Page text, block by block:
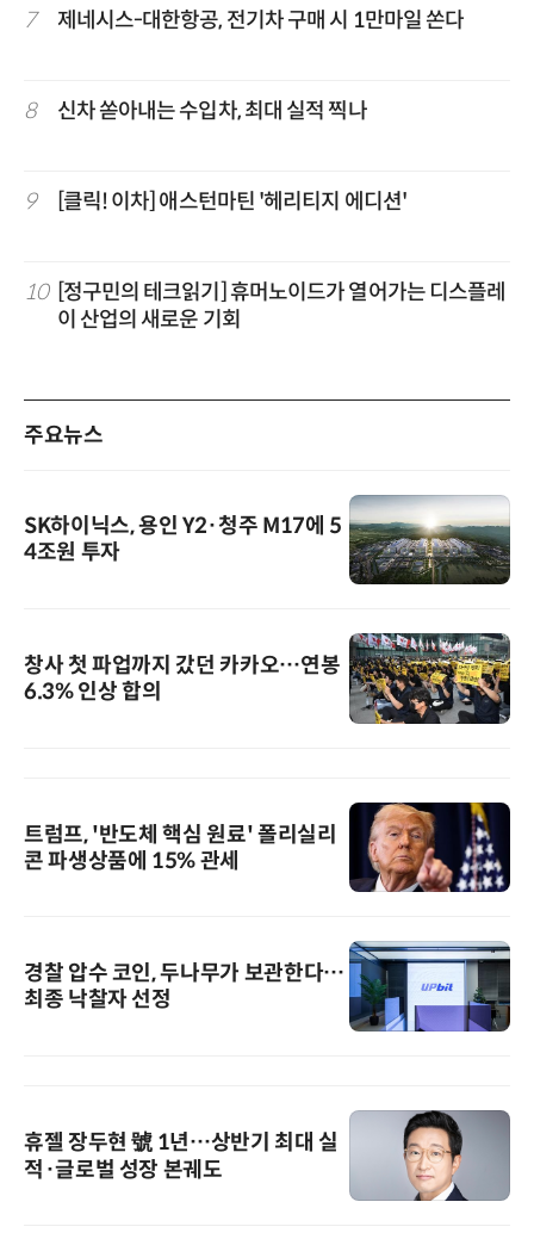
7 제네시스-대한항공, 전기차 구매 시 1만마일 쏜다
8 신차 쏟아내는 수입차, 최대 실적 찍나
9 [클릭! 이차] 애스턴마틴 '헤리티지 에디션'
10
[정구민의 테크읽기] 휴머노이드가 열어가는 디스플레
이 산업의 새로운 기회
주요뉴스
SK하이닉스, 용인 Y2·청주 M17에 5
4조원 투자
창사 첫 파업까지 갔던 카카오…연봉
6.3% 인상 합의
트럼프, '반도체 핵심 원료' 폴리실리
콘 파생상품에 15% 관세
경찰 압수 코인, 두나무가 보관한다…
최종 낙찰자 선정
휴젤 장두현 號 1년…상반기 최대 실
적·글로벌 성장 본궤도